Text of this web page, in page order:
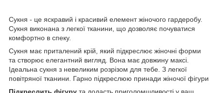
Сукня - це яскравий і красивий елемент жіночого гардеробу.
Сукня виконана з легкої тканини, що дозволяє почуватися
комфортно в спеку.
Сукня має приталений крій, який підкреслює жіночні форми
та створює елегантний вигляд. Вона має довжину максі.
Ідеальна сукня з невеликим розрізом для тебе. З легкої
повітряної тканини. Гарно підкреслюю принади жіночої фігури